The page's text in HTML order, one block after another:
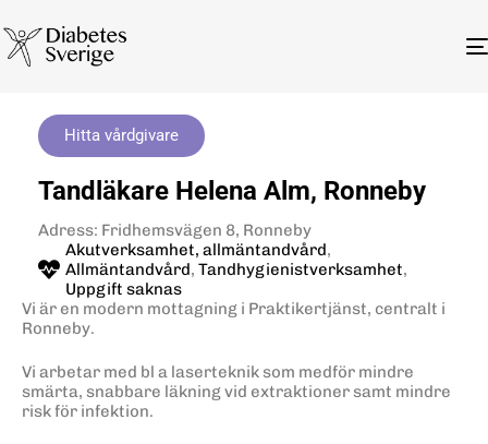
Hitta vårdgivare
Tandläkare Helena Alm, Ronneby
Adress: Fridhemsvägen 8, Ronneby
Akutverksamhet, allmäntandvård,
Allmäntandvård, Tandhygienistverksamhet,
Uppgift saknas
Vi är en modern mottagning i Praktikertjänst, centralt i
Ronneby.
Vi arbetar med bl a laserteknik som medför mindre
smärta, snabbare läkning vid extraktioner samt mindre
risk för infektion.